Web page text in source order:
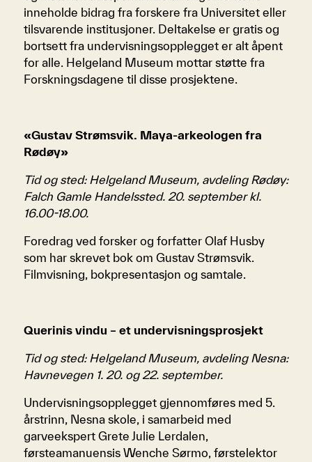
inneholde bidrag fra forskere fra Universitet eller
tilsvarende institusjoner. Deltakelse er gratis og
bortsett fra undervisningsopplegget er alt åpent
for alle. Helgeland Museum mottar støtte fra
Forskningsdagene til disse prosjektene.
«Gustav Strømsvik. Maya-arkeologen fra
Rødøy»
Tid og sted: Helgeland Museum, avdeling Rødøy:
Falch Gamle Handelssted. 20. september kl.
16.00-18.00.
Foredrag ved forsker og forfatter Olaf Husby
som har skrevet bok om Gustav Strømsvik.
Filmvisning, bokpresentasjon og samtale.
Querinis vindu – et undervisningsprosjekt
Tid og sted: Helgeland Museum, avdeling Nesna:
Havnevegen 1. 20. og 22. september.
Undervisningsopplegget gjennomføres med 5.
årstrinn, Nesna skole, i samarbeid med
garveekspert Grete Julie Lerdalen,
førsteamanuensis Wenche Sørmo, førstelektor